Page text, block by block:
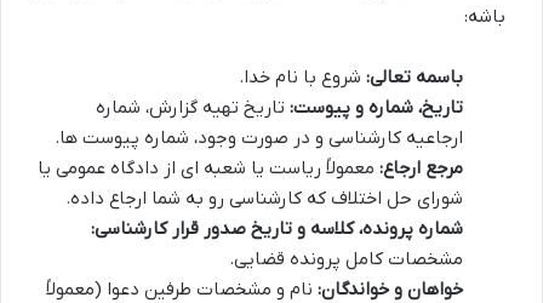
باشه:
باسمه تعالی: شروع با نام خدا.
تاریخ، شماره و پیوست: تاریخ تهیه گزارش، شماره
ارجاعیه کارشناسی و در صورت وجود، شماره پیوست ها.
مرجع ارجاع: معمولاً ریاست یا شعبه ای از دادگاه عمومی یا
شورای حل اختلاف که کارشناسی رو به شما ارجاع داده.
شماره پرونده، کلاسه و تاریخ صدور قرار کارشناسی:
مشخصات کامل پرونده قضایی.
خواهان و خواندگان: نام و مشخصات طرفین دعوا (معمولاً